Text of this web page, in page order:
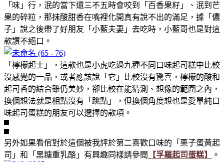
「味」行，泯的當下還三不五時會咬到「百香果籽」、泯到芒
果的碎粒，那抹酸甜香在嘴裡化開真有說不出的滿足，據「儂
子」說之後帶了好朋友「小藍夫妻」去吃時，小藍哥也是對這
款讚不絕口。
「檸檬起士」，這款也是小虎吃過九種不同口味起司糕中比較
沒感覺的一品，或者應該說「它」比較沒有驚喜，檸檬的酸和
起司香的結合雖仍美妙，卻比較在能猜測、想像的範圍之內，
換個想法就是相點沒有「跳點」，但換個角度想也是愛單純口
味起司蛋糕的朋友可以選擇的款項。
另外如果看倌對於這個被我評於第二喜歡口味的「栗子蛋黃起
司」和「黑糖重乳酪」有興趣同樣請參閱
【孚羅起司蛋糕】 。